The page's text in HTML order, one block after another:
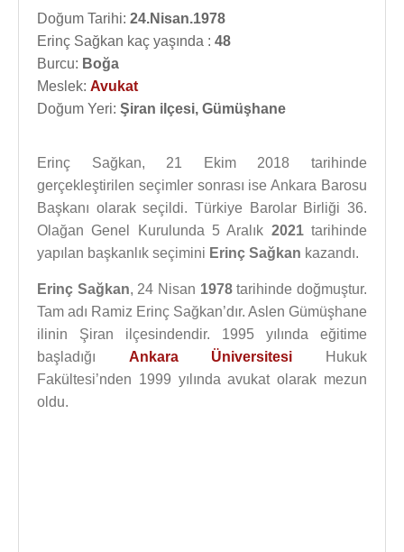
Doğum Tarihi: 24.Nisan.1978
Erinç Sağkan kaç yaşında : 48
Burcu: Boğa
Meslek: Avukat
Doğum Yeri: Şiran ilçesi, Gümüşhane
Erinç Sağkan, 21 Ekim 2018 tarihinde
gerçekleştirilen seçimler sonrası ise Ankara Barosu
Başkanı olarak seçildi. Türkiye Barolar Birliği 36.
Olağan Genel Kurulunda 5 Aralık 2021tarihinde
yapılan başkanlık seçimini Erinç Sağkan kazandı.
Erinç Sağkan, 24 Nisan 1978tarihinde doğmuştur.
Tam adı Ramiz Erinç Sağkan’dır. Aslen Gümüşhane
ilinin Şiran ilçesindendir. 1995 yılında eğitime
başladığı Ankara Üniversitesi Hukuk
Fakültesi’nden 1999 yılında avukat olarak mezun
oldu.